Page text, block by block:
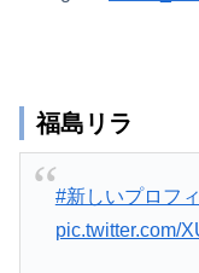
福島リラ
#新しいプロフ
pic.twitter.com/